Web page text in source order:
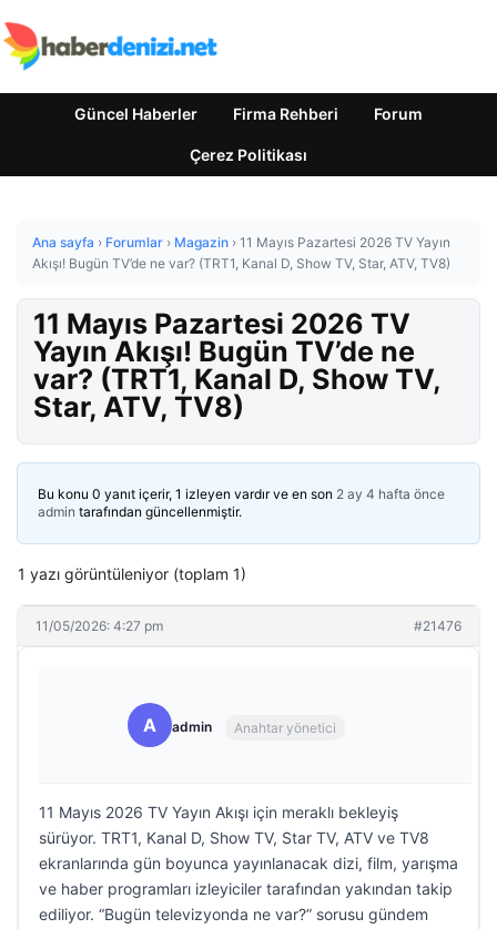
Güncel Haberler Firma Rehberi Forum
Çerez Politikası
Ana sayfa › Forumlar › Magazin › 11 Mayıs Pazartesi 2026 TV Yayın
Akışı! Bugün TV’de ne var? (TRT1, Kanal D, Show TV, Star, ATV, TV8)
11 Mayıs Pazartesi 2026 TV
Yayın Akışı! Bugün TV’de ne
var? (TRT1, Kanal D, Show TV,
Star, ATV, TV8)
Bu konu 0 yanıt içerir, 1 izleyen vardır ve en son 2 ay 4 hafta önce
admin tarafından güncellenmiştir.
1 yazı görüntüleniyor (toplam 1)
11/05/2026: 4:27 pm #21476
A admin Anahtar yönetici
11 Mayıs 2026 TV Yayın Akışı için meraklı bekleyiş
sürüyor. TRT1, Kanal D, Show TV, Star TV, ATV ve TV8
ekranlarında gün boyunca yayınlanacak dizi, film, yarışma
ve haber programları izleyiciler tarafından yakından takip
ediliyor. “Bugün televizyonda ne var?” sorusu gündem